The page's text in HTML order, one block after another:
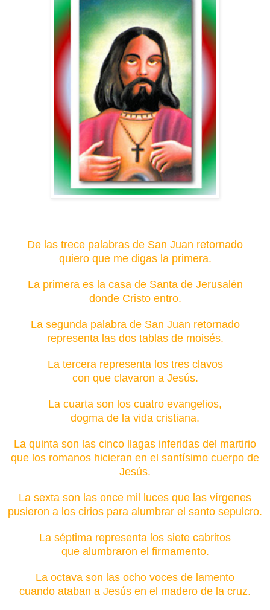
De las trece palabras de San Juan retornado
quiero que me digas la primera.
La primera es la casa de Santa de Jerusalén
donde Cristo entro.
La segunda palabra de San Juan retornado
representa las dos tablas de moisés.
La tercera representa los tres clavos
con que clavaron a Jesús.
La cuarta son los cuatro evangelios,
dogma de la vida cristiana.
La quinta son las cinco llagas inferidas del martirio
que los romanos hicieran en el santísimo cuerpo de
Jesús.
La sexta son las once mil luces que las vírgenes
pusieron a los cirios para alumbrar el santo sepulcro.
La séptima representa los siete cabritos
que alumbraron el firmamento.
La octava son las ocho voces de lamento
cuando ataban a Jesús en el madero de la cruz.